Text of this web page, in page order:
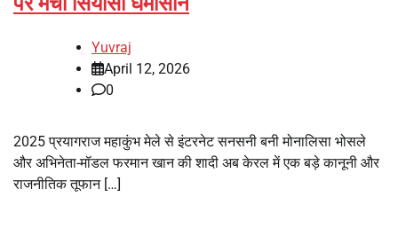
Yuvraj
April 12, 2026
0
2025 प्रयागराज महाकुंभ मेले से इंटरनेट सनसनी बनी मोनालिसा भोसले
और अभिनेता-मॉडल फरमान खान की शादी अब केरल में एक बड़े कानूनी और
राजनीतिक तूफान […]